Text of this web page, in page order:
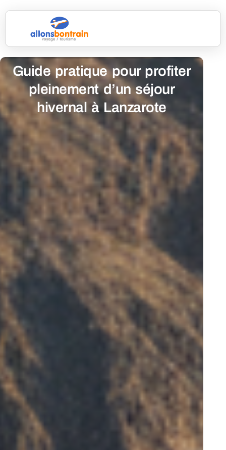
Guide pratique pour profiter
pleinement d’un séjour
hivernal à Lanzarote